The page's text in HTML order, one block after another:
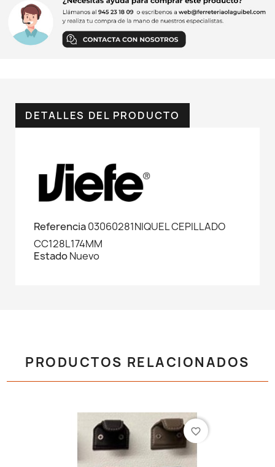
DETALLES DEL PRODUCTO
Referencia03060281NIQUEL CEPILLADO
CC128L174MM
EstadoNuevo
PRODUCTOS RELACIONADOS
favorite_border